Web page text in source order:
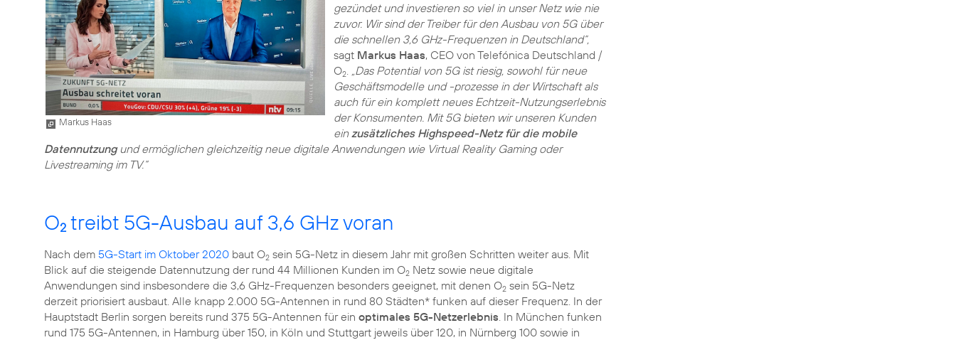
Markus Haas
gezündet und investieren so viel in unser Netz wie nie
zuvor. Wir sind der Treiber für den Ausbau von 5G über
die schnellen 3,6 GHz-Frequenzen in Deutschland“,
sagt Markus Haas, CEO von Telefónica Deutschland /
O2. „Das Potential von 5G ist riesig, sowohl für neue
Geschäftsmodelle und -prozesse in der Wirtschaft als
auch für ein komplett neues Echtzeit-Nutzungserlebnis
der Konsumenten. Mit 5G bieten wir unseren Kunden
einzusätzliches Highspeed-Netz für die mobile
Datennutzungund ermöglichen gleichzeitig neue digitale Anwendungen wie Virtual Reality Gaming oder
Livestreaming im TV.“
O2 treibt 5G-Ausbau auf 3,6 GHz voran
Nach dem 5G-Start im Oktober 2020 baut O2 sein 5G-Netz in diesem Jahr mit großen Schritten weiter aus. Mit
Blick auf die steigende Datennutzung der rund 44 Millionen Kunden im O2 Netz sowie neue digitale
Anwendungen sind insbesondere die 3,6 GHz-Frequenzen besonders geeignet, mit denen O2 sein 5G-Netz
derzeit priorisiert ausbaut. Alle knapp 2.000 5G-Antennen in rund 80 Städten* funken auf dieser Frequenz. In der
Hauptstadt Berlin sorgen bereits rund 375 5G-Antennen für ein optimales 5G-Netzerlebnis. In München funken
rund 175 5G-Antennen, in Hamburg über 150, in Köln und Stuttgart jeweils über 120, in Nürnberg 100 sowie in